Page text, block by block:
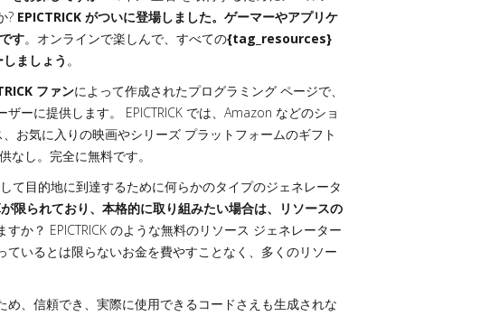
? EPICTRICK がついに登場しました。ゲーマーやアプリケ
す。オンラインで楽しんで、すべての{tag_resources}
ましょう 。
ファンによって作成されたプログラミング ページで、
ーに提供します。 EPICTRICK では、Amazon などのショ
お気に入りの映画やシリーズ プラットフォームのギフト
なし。完全に無料です。
て目的地に到達するために何らかのタイプのジェネレータ
限られており、本格的に取り組みたい場合は、リソースの
か？ EPICTRICK のような無料のリソース ジェネレーター
ているとは限らないお金を費やすことなく、多くのリソー
、信頼でき、実際に使用できるコードさえも生成されな